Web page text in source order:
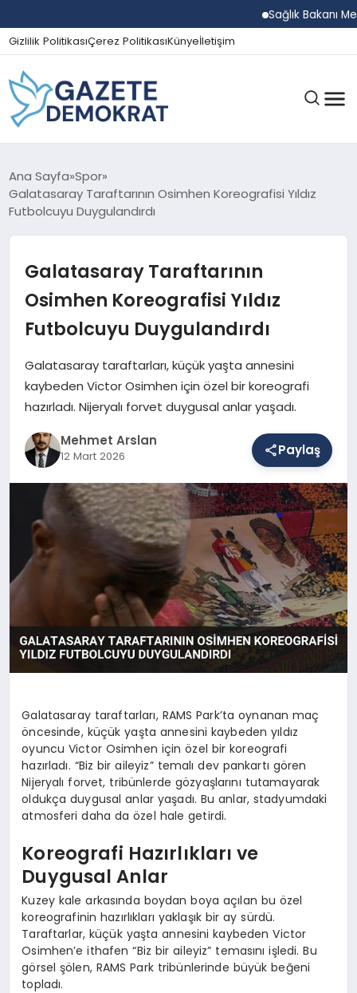
Sağlık Bakanı
Gizlilik PolitikasıÇerez PolitikasıKünyeİletişim
GÜNDEM
EKONOMI
SPOR
SAĞLIK
EĞITIM
DÜNYA
Ana Sayfa Spor
Galatasaray Taraftarının Osimhen Koreografisi Yıldız
Futbolcuyu Duygulandırdı
Galatasaray Taraftarının
Osimhen Koreografisi Yıldız
Futbolcuyu Duygulandırdı
Galatasaray taraftarları, küçük yaşta annesini
kaybeden Victor Osimhen için özel bir koreografi
hazırladı. Nijeryalı forvet duygusal anlar yaşadı.
Mehmet Arslan
12 Mart 2026 Paylaş
Galatasaray taraftarları, RAMS Park’ta oynanan maç
öncesinde, küçük yaşta annesini kaybeden yıldız
oyuncu Victor Osimhen için özel bir koreografi
hazırladı. “Biz bir aileyiz” temalı dev pankartı gören
Nijeryalı forvet, tribünlerde gözyaşlarını tutamayarak
oldukça duygusal anlar yaşadı. Bu anlar, stadyumdaki
atmosferi daha da özel hale getirdi.
Koreografi Hazırlıkları ve
Duygusal Anlar
Kuzey kale arkasında boydan boya açılan bu özel
koreografinin hazırlıkları yaklaşık bir ay sürdü.
Taraftarlar, küçük yaşta annesini kaybeden Victor
Osimhen’e ithafen “Biz bir aileyiz” temasını işledi. Bu
görsel şölen, RAMS Park tribünlerinde büyük beğeni
topladı.